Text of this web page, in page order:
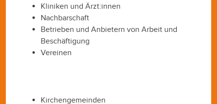
Kliniken und Ärzt:innen
Nachbarschaft
Betrieben und Anbietern von Arbeit und
Beschäftigung
Vereinen
Kirchengemeinden